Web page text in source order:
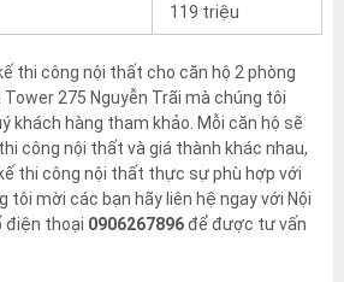
119 triệu
thi công nội thất cho căn hộ 2 phòng
275 Nguyễn Trãi mà chúng tôi
khách hàng tham khảo. Mỗi căn hộ sẽ
công nội thất và giá thành khác nhau,
thi công nội thất thực sự phù hợp với
tôi mời các bạn hãy liên hệ ngay với Nội
điện thoại 0906267896để được tư vấn